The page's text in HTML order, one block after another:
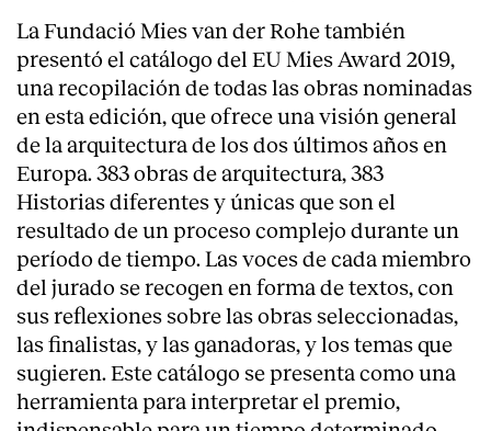
La Fundació Mies van der Rohe también
presentó el catálogo del EU Mies Award 2019,
una recopilación de todas las obras nominadas
en esta edición, que ofrece una visión general
de la arquitectura de los dos últimos años en
Europa. 383 obras de arquitectura, 383
Historias diferentes y únicas que son el
resultado de un proceso complejo durante un
período de tiempo. Las voces de cada miembro
del jurado se recogen en forma de textos, con
sus reflexiones sobre las obras seleccionadas,
las finalistas, y las ganadoras, y los temas que
sugieren. Este catálogo se presenta como una
herramienta para interpretar el premio,